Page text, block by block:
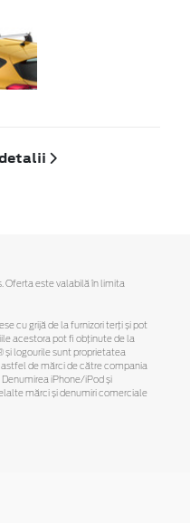
Oferta este valabilă în limita
cu grijă de la furnizori terți și pot
acestora pot fi obținute de la
și logourile sunt proprietatea
astfel de mărci de către compania
iPhone/iPod și
mărci și denumiri comerciale